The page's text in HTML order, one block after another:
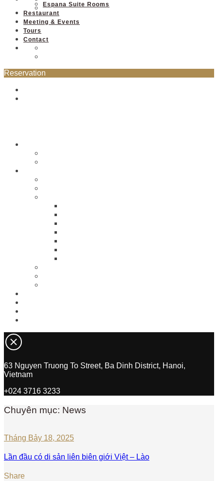
Espana Suite Rooms
Restaurant
Meeting & Events
Tours
Contact
Reservation
63 Nguyen Truong To Street, Ba Dinh District, Hanoi,
Vietnam
+024 3716 3233
Chuyên mục: News
Tháng Bảy 18, 2025
Lần đầu có di sản liên biên giới Việt – Lào
Share